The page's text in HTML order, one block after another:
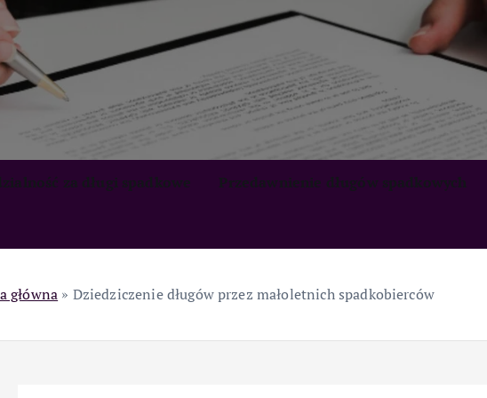
główna » Dziedziczenie długów przez małoletnich spadkobierców